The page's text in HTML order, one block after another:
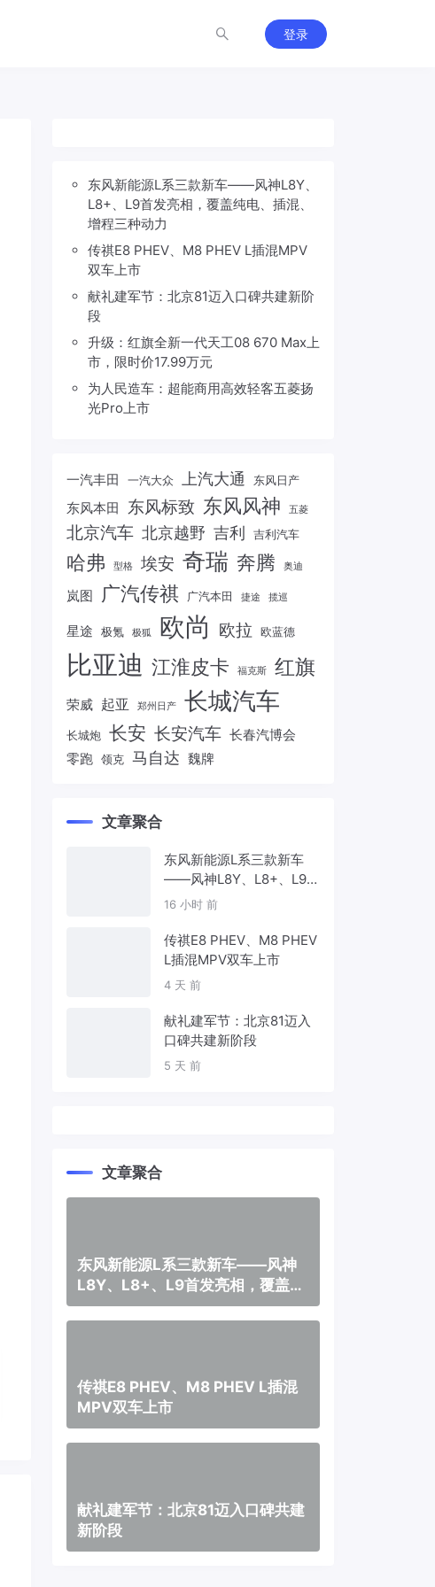
登录
东风新能源L系三款新车——风神L8Y、
L8+、L9首发亮相，覆盖纯电、插混、
增程三种动力
传祺E8 PHEV、M8 PHEV L插混MPV
双车上市
献礼建军节：北京81迈入口碑共建新阶
段
升级：红旗全新一代天工08 670 Max上
市，限时价17.99万元
为人民造车：超能商用高效轻客五菱扬
光Pro上市
一汽丰田 一汽大众 上汽大通 东风日产
东风本田 东风标致 东风风神 五菱
北京汽车 北京越野 吉利 吉利汽车
哈弗 型格 埃安 奇瑞 奔腾 奥迪
岚图 广汽传祺 广汽本田 捷途 揽巡
星途 极氪 极狐 欧尚 欧拉 欧蓝德
比亚迪 江淮皮卡 福克斯 红旗
荣威 起亚 郑州日产 长城汽车
长城炮 长安 长安汽车 长春汽博会
零跑 领克 马自达 魏牌
文章聚合
东风新能源L系三款新车
——风神L8Y、L8+、L9
首发亮相，覆盖纯电、插
16 小时 前
传祺E8 PHEV、M8 PHEV
L插混MPV双车上市
4 天 前
献礼建军节：北京81迈入
口碑共建新阶段
5 天 前
文章聚合
东风新能源L系三款新车——风神
L8Y、L8+、L9首发亮相，覆盖纯
电、插混、增程三种动力
传祺E8 PHEV、M8 PHEV L插混
MPV双车上市
献礼建军节：北京81迈入口碑共建
新阶段